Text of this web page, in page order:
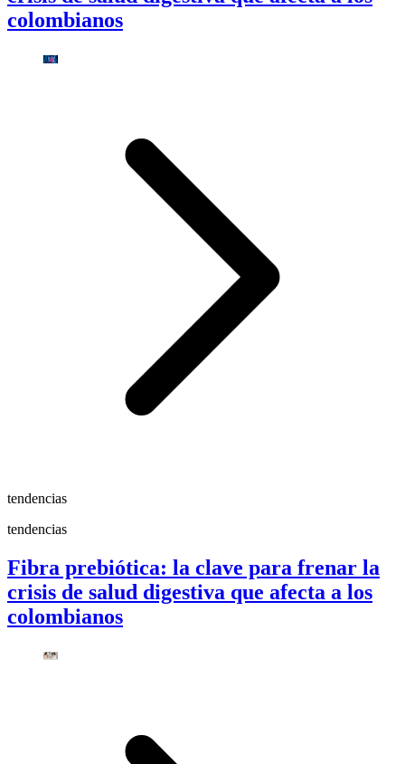
colombianos
tendencias
tendencias
Fibra prebiótica: la clave para frenar la
crisis de salud digestiva que afecta a los
colombianos